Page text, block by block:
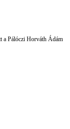
a Pálóczi Horváth Ádám